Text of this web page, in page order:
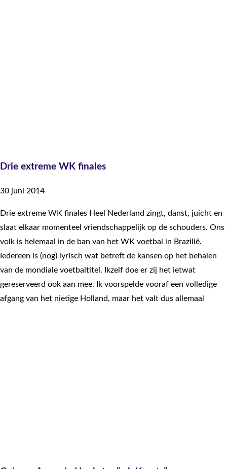
Drie extreme WK finales
30 juni 2014
Drie extreme WK finales Heel Nederland zingt, danst, juicht en
slaat elkaar momenteel vriendschappelijk op de schouders. Ons
volk is helemaal in de ban van het WK voetbal in Brazilië.
Iedereen is (nog) lyrisch wat betreft de kansen op het behalen
van de mondiale voetbaltitel. Ikzelf doe er zij het ietwat
gereserveerd ook aan mee. Ik voorspelde vooraf een volledige
afgang van het nietige Holland, maar het valt dus allemaal